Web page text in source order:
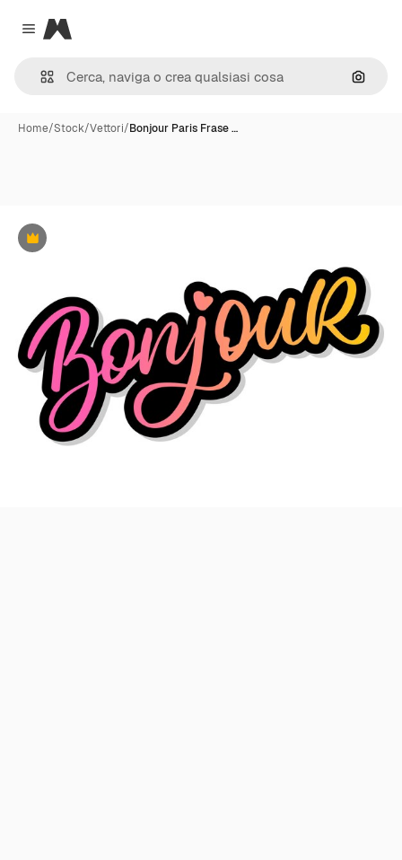
Close menu
Magnific
Cerca
Home/Stock/Vettori/Bonjour Paris Frase …
Premium